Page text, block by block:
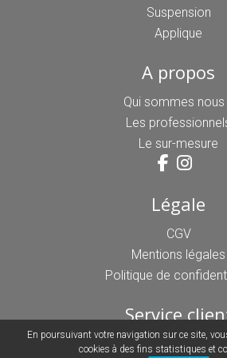
Suspension
Applique
A propos
Qui sommes nous
Les
Le sur-mesure
Légale
CGV
Mentions légales
Politique de
Service
03 44 21 85 33
En poursuivant votre navigation sur ce site,
cookies à des fins statistiques et